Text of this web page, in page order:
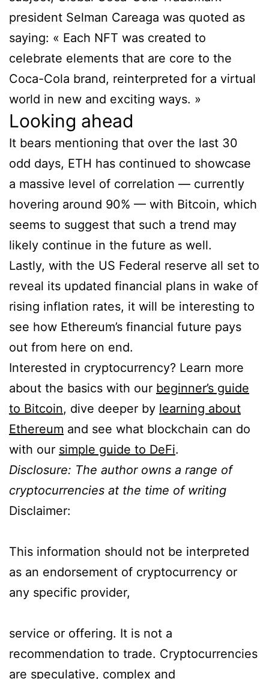
president Selman Careaga was quoted as
saying: « Each NFT was created to
celebrate elements that are core to the
Coca-Cola brand, reinterpreted for a virtual
world in new and exciting ways. »
Looking ahead
It bears mentioning that over the last 30
odd days, ETH has continued to showcase
a massive level of correlation — currently
hovering around 90% — with Bitcoin, which
seems to suggest that such a trend may
likely continue in the future as well.
Lastly, with the US Federal reserve all set to
reveal its updated financial plans in wake of
rising inflation rates, it will be interesting to
see how Ethereum’s financial future pays
out from here on end.
Interested in cryptocurrency? Learn more
about the basics with our beginner’s guide
to Bitcoin, dive deeper by learning about
Ethereum and see what blockchain can do
with our simple guide to DeFi.
Disclosure: The author owns a range of
cryptocurrencies at the time of writing
Disclaimer:
This information should not be interpreted
as an endorsement of cryptocurrency or
any specific provider,
service or offering. It is not a
recommendation to trade. Cryptocurrencies
are speculative, complex and